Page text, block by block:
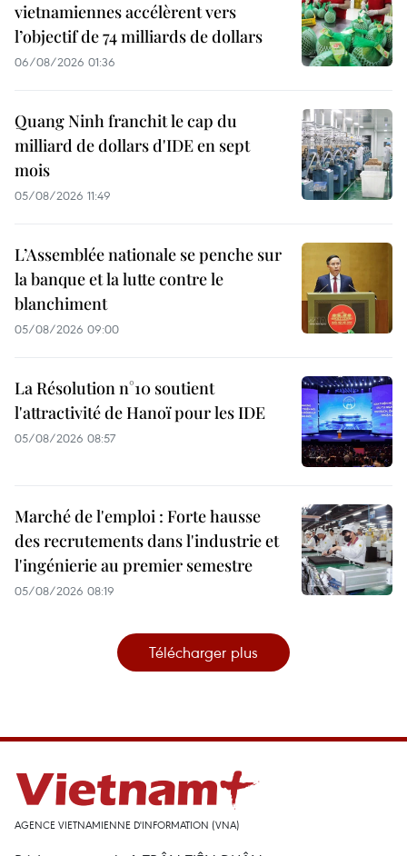
vietnamiennes accélèrent vers
l’objectif de 74 milliards de dollars
06/08/2026 01:36
Quang Ninh franchit le cap du
milliard de dollars d'IDE en sept
mois
05/08/2026 11:49
L’Assemblée nationale se penche sur
la banque et la lutte contre le
blanchiment
05/08/2026 09:00
La Résolution n°10 soutient
l'attractivité de Hanoï pour les IDE
05/08/2026 08:57
Marché de l'emploi : Forte hausse
des recrutements dans l'industrie et
l'ingénierie au premier semestre
05/08/2026 08:19
Télécharger plus
AGENCE VIETNAMIENNE D'INFORMATION (VNA)